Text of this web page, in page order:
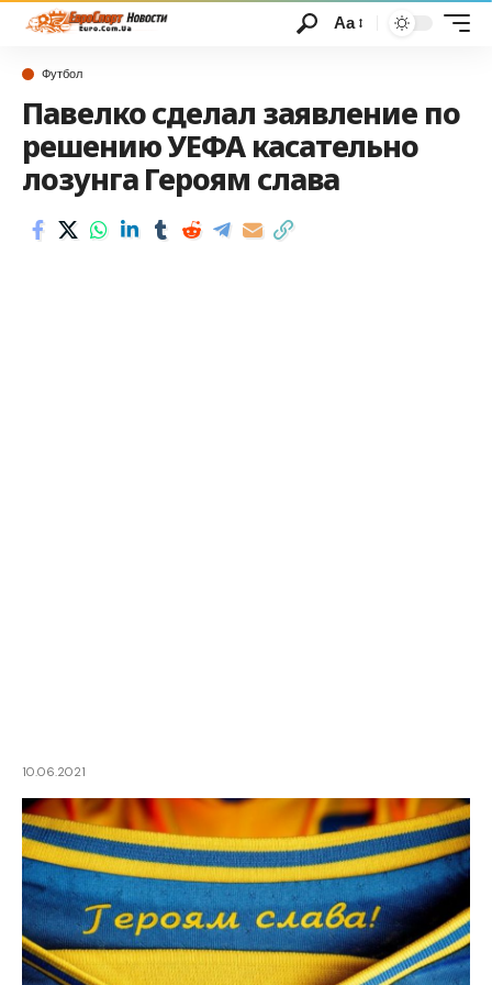
Аа
Футбол
Павелко сделал заявление по
решению УЕФА касательно
лозунга Героям слава
10.06.2021